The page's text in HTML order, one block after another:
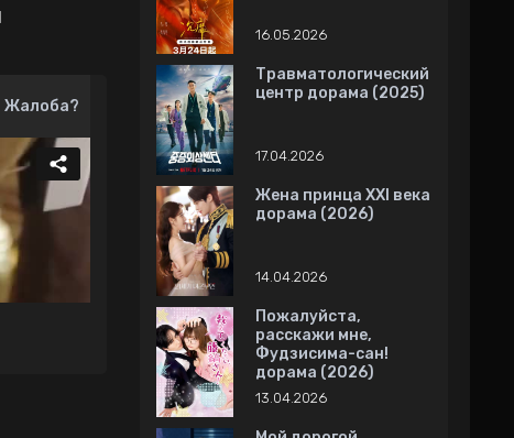
Жалоба?
16.05.2026
Травматологический
центр дорама (2025)
17.04.2026
Жена принца XXI века
дорама (2026)
14.04.2026
Пожалуйста,
расскажи мне,
Фудзисима-сан!
дорама (2026)
13.04.2026